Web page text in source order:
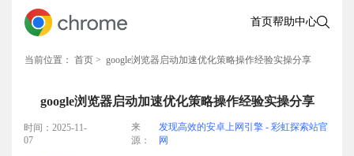
首页帮助中心
当前位置： 首页 > google浏览器启动加速优化策略操作经验实操分享
google浏览器启动加速优化策略操作经验实操分享
时间：2025-11-
07
来
源：
发现高效的安卓上网引擎 - 彩虹探索站官
网